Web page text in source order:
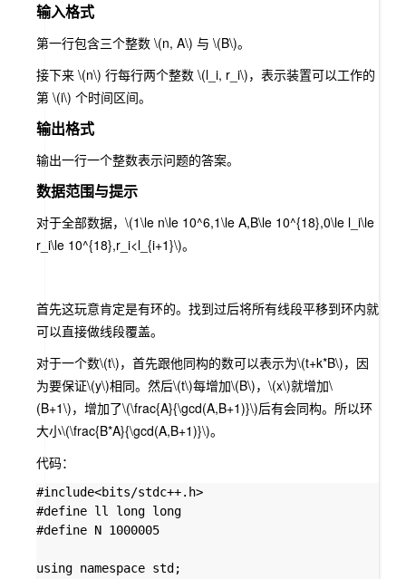
输入格式
第一行包含三个整数 \(n, A\) 与 \(B\)。
接下来 \(n\) 行每行两个整数 \(l_i, r_i\)，表示装置可以工作的
第 \(i\) 个时间区间。
输出格式
输出一行一个整数表示问题的答案。
数据范围与提示
对于全部数据， \(1\le n\le 10^6,1\le A,B\le 10^{18},0\le l_i\le
r_i\le 10^{18},r_i<l_{i+1}\)。
首先这玩意肯定是有环的。找到过后将所有线段平移到环内就
可以直接做线段覆盖。
对于一个数\(t\)，首先跟他同构的数可以表示为\(t+k*B\)，因
为要保证\(y\)相同。然后\(t\)每增加\(B\)， \(x\)就增加\
(B+1\)，增加了\(\frac{A}{\gcd(A,B+1)}\)后有会同构。所以环
大小\(\frac{B*A}{\gcd(A,B+1)}\)。
代码：
#include<bits/stdc++.h>
#define ll long long
#define N 1000005
using namespace std;